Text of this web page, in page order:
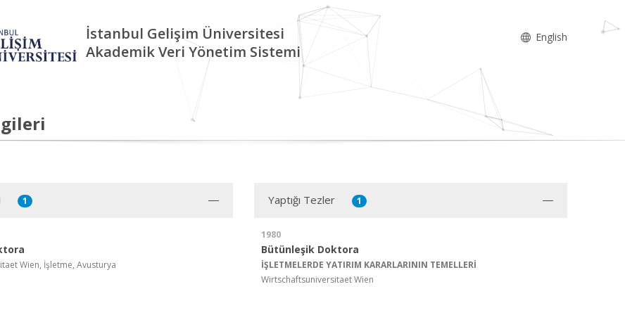
İstanbul Gelişim Üniversitesi
Akademik Veri Yönetim Sistemi
English
1
Wien, İşletme, Avusturya
Yaptığı Tezler 1
1980
Bütünleşik Doktora
İŞLETMELERDE YATIRIM KARARLARININ TEMELLERİ
Wirtschaftsuniversitaet Wien